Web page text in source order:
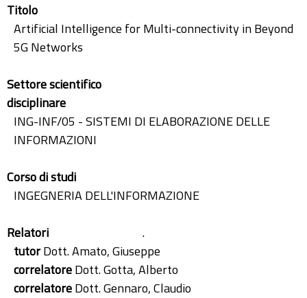
Titolo
Artificial Intelligence for Multi-connectivity in Beyond
5G Networks
Settore scientifico
disciplinare
ING-INF/05 - SISTEMI DI ELABORAZIONE DELLE
INFORMAZIONI
Corso di studi
INGEGNERIA DELL'INFORMAZIONE
Relatori
.
tutorDott. Amato, Giuseppe
correlatoreDott. Gotta, Alberto
correlatoreDott. Gennaro, Claudio